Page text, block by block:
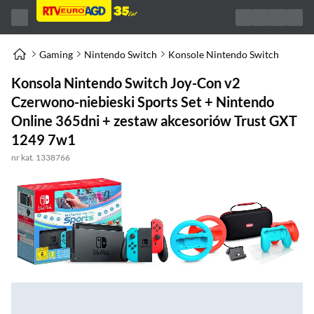
Gaming Nintendo Switch Konsole Nintendo Switch
Konsola Nintendo Switch Joy-Con v2
Czerwono-niebieski Sports Set + Nintendo
Online 365dni + zestaw akcesoriów Trust GXT
1249 7w1
nr kat. 1338766